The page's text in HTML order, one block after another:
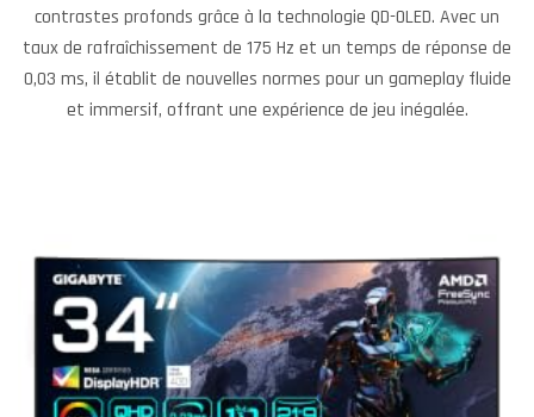
contrastes profonds grâce à la technologie QD-OLED. Avec un
taux de rafraîchissement de 175 Hz et un temps de réponse de
0,03 ms, il établit de nouvelles normes pour un gameplay fluide
et immersif, offrant une expérience de jeu inégalée.